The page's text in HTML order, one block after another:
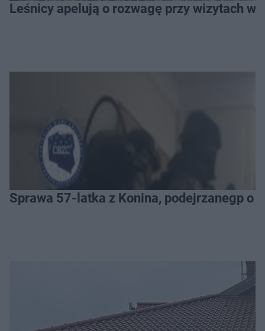
Leśnicy apelują o rozwagę przy wizytach w
Sprawa 57-latka z Konina, podejrzanegp o